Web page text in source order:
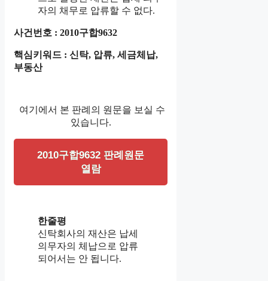
자의 채무로 압류할 수 없다.
사건번호 : 2010구합9632
핵심키워드 : 신탁, 압류, 세금체납,
부동산
여기에서 본 판례의 원문을 보실 수
있습니다.
2010구합9632 판례원문
열람
한줄평
신탁회사의 재산은 납세
의무자의 체납으로 압류
되어서는 안 됩니다.